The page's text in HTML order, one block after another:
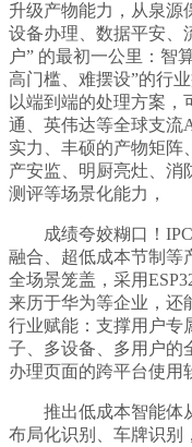
升级产物能力，从泉源
设备办理、数据平安、
户” 的最初一公里：智
高门槛、难摆设”的行
以端到端的处理方案，
通、英伟达等全球支流
实力、丰硕的产物矩阵
产安监、明厨亮灶、消
测评等场景化能力，
成绩夸姣糊口！IPC
融合、超低成本节制等
全场景笼盖，采用
来历于华为等企业，还
行业赋能：支撑用户专
子、多设备、多用户的
办理页面的跨平台使用
推出低成本智能体从
布局化识别、车牌识别